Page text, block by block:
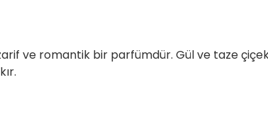
ve romantik bir parfümdür. Gül ve taze